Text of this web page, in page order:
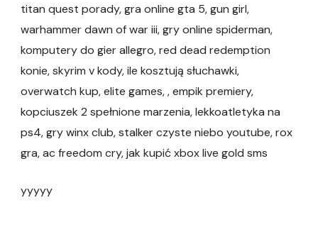
titan quest porady, gra online gta 5, gun girl,
warhammer dawn of war iii, gry online spiderman,
komputery do gier allegro, red dead redemption
konie, skyrim v kody, ile kosztują słuchawki,
overwatch kup, elite games, , empik premiery,
kopciuszek 2 spełnione marzenia, lekkoatletyka na
ps4, gry winx club, stalker czyste niebo youtube, rox
gra, ac freedom cry, jak kupić xbox live gold sms
yyyyy